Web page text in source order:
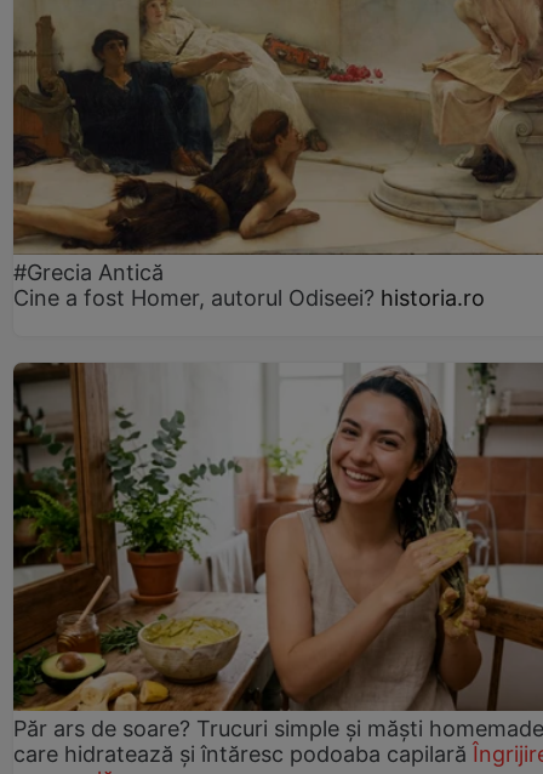
#Grecia Antică
Cine a fost Homer, autorul Odiseei? historia.ro
Păr ars de soare? Trucuri simple și măști homemade
care hidratează și întăresc podoaba capilară